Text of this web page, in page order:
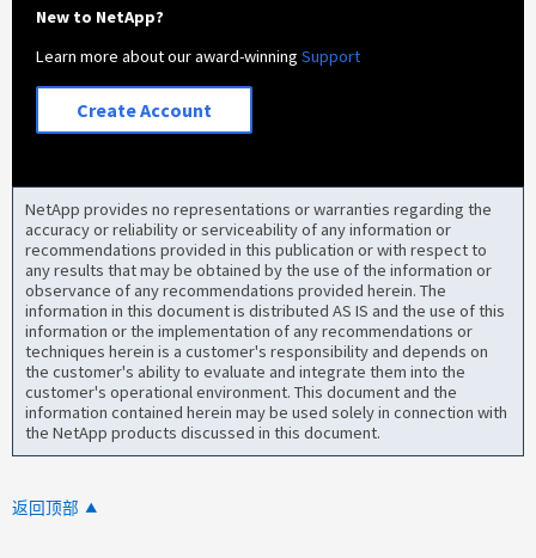
New to NetApp?
Learn more about our award-winningSupport
Create Account
NetApp provides no representations or warranties regarding the
accuracy or reliability or serviceability of any information or
recommendations provided in this publication or with respect to
any results that may be obtained by the use of the information or
observance of any recommendations provided herein. The
information in this document is distributed AS IS and the use of this
information or the implementation of any recommendations or
techniques herein is a customer's responsibility and depends on
the customer's ability to evaluate and integrate them into the
customer's operational environment. This document and the
information contained herein may be used solely in connection with
the NetApp products discussed in this document.
返回顶部